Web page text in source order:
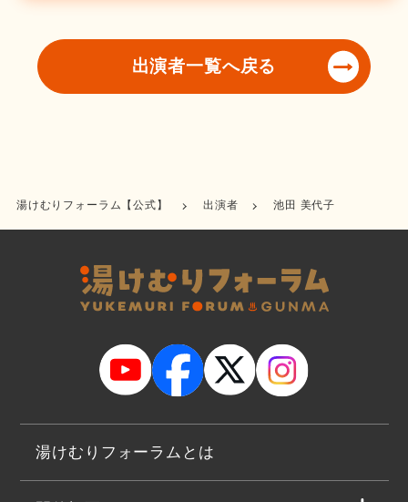
出演者一覧へ戻る
湯けむりフォーラム【公式】 出演者 池田 美代子
湯けむりフォーラムとは